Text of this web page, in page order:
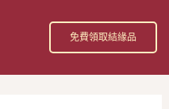
免費領取結緣品